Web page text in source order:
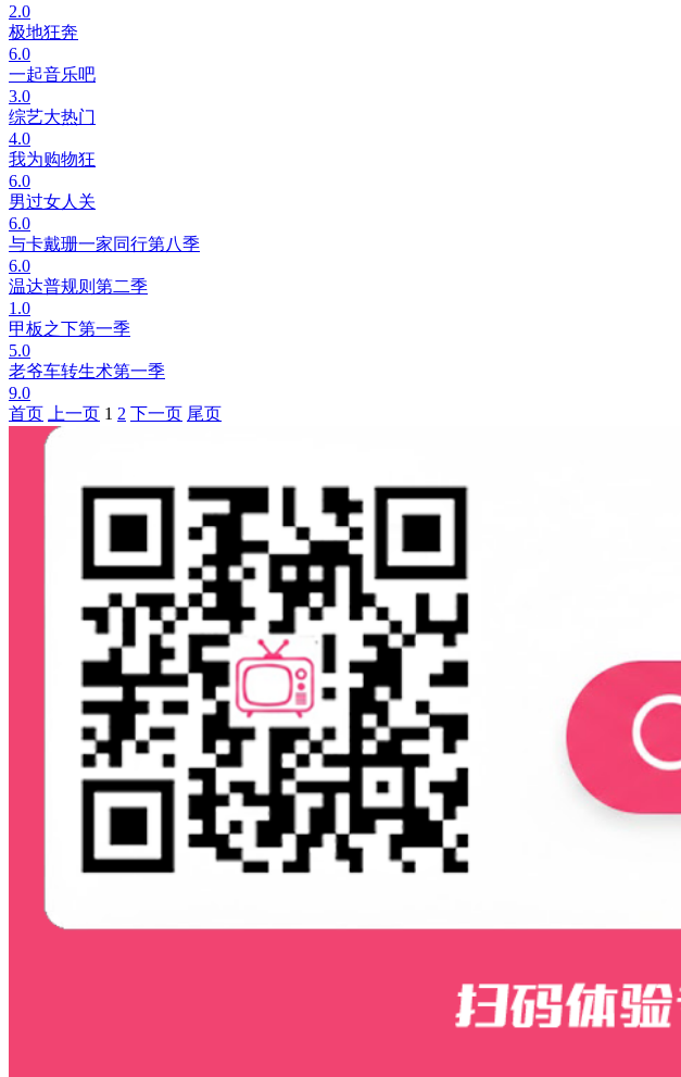
2.0
极地狂奔
6.0
一起音乐吧
3.0
综艺大热门
4.0
我为购物狂
6.0
男过女人关
6.0
与卡戴珊一家同行第八季
6.0
温达普规则第二季
1.0
甲板之下第一季
5.0
老爷车转生术第一季
9.0
首页
上一页 1 2 下一页 尾页